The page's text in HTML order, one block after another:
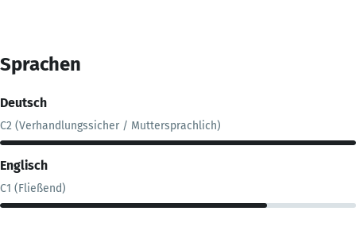
Sprachen
Deutsch
C2 (Verhandlungssicher / Muttersprachlich)
Englisch
C1 (Fließend)